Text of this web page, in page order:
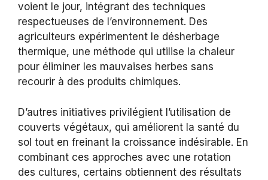
voient le jour, intégrant des techniques
respectueuses de l’environnement. Des
agriculteurs expérimentent le désherbage
thermique, une méthode qui utilise la chaleur
pour éliminer les mauvaises herbes sans
recourir à des produits chimiques.
D’autres initiatives privilégient l’utilisation de
couverts végétaux, qui améliorent la santé du
sol tout en freinant la croissance indésirable. En
combinant ces approches avec une rotation
des cultures, certains obtiennent des résultats